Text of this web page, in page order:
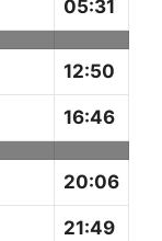
05:31
12:50
16:46
20:06
21:49